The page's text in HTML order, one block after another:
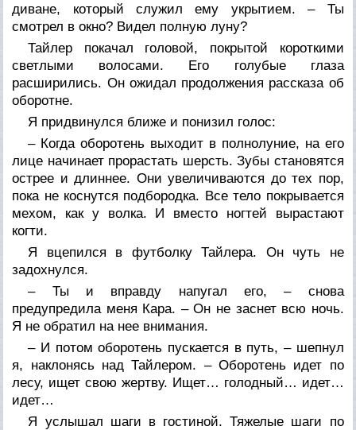
диване, который служил ему укрытием. – Ты
смотрел в окно? Видел полную луну?
Тайлер покачал головой, покрытой короткими
светлыми волосами. Его голубые глаза
расширились. Он ожидал продолжения рассказа об
оборотне.
Я придвинулся ближе и понизил голос:
– Когда оборотень выходит в полнолуние, на его
лице начинает прорастать шерсть. Зубы становятся
острее и длиннее. Они увеличиваются до тех пор,
пока не коснутся подбородка. Все тело покрывается
мехом, как у волка. И вместо ногтей вырастают
когти.
Я вцепился в футболку Тайлера. Он чуть не
задохнулся.
– Ты и вправду напугал его, – снова
предупредила меня Кара. – Он не заснет всю ночь.
Я не обратил на нее внимания.
– И потом оборотень пускается в путь, – шепнул
я, наклонясь над Тайлером. – Оборотень идет по
лесу, ищет свою жертву. Ищет… голодный… идет…
идет…
Я услышал шаги в гостиной. Тяжелые шаги по